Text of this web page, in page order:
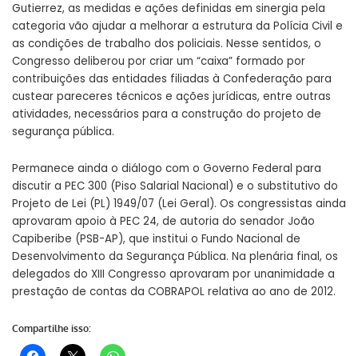
Gutierrez, as medidas e ações definidas em sinergia pela
categoria vão ajudar a melhorar a estrutura da Polícia Civil e
as condições de trabalho dos policiais. Nesse sentidos, o
Congresso deliberou por criar um “caixa” formado por
contribuições das entidades filiadas à Confederação para
custear pareceres técnicos e ações jurídicas, entre outras
atividades, necessários para a construção do projeto de
segurança pública.
Permanece ainda o diálogo com o Governo Federal para
discutir a PEC 300 (Piso Salarial Nacional) e o substitutivo do
Projeto de Lei (PL) 1949/07 (Lei Geral). Os congressistas ainda
aprovaram apoio à PEC 24, de autoria do senador João
Capiberibe (PSB-AP), que institui o Fundo Nacional de
Desenvolvimento da Segurança Pública. Na plenária final, os
delegados do XIII Congresso aprovaram por unanimidade a
prestação de contas da COBRAPOL relativa ao ano de 2012.
Compartilhe isso: